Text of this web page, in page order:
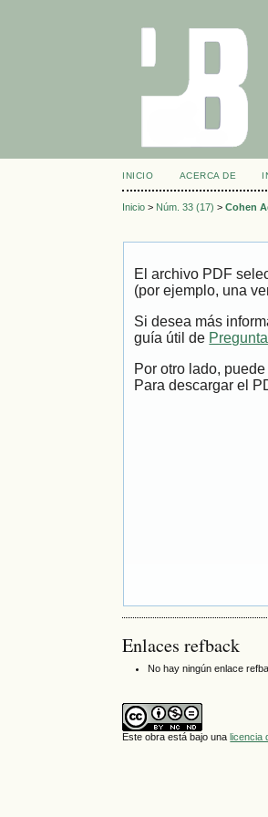
INICIO ACERCA DE
Inicio > Núm. 33 (17) >Cohen
El archivo PDF
(por ejemplo, una
Si desea más
guía útil de
Por otro lado,
Para descargar el
Enlaces refback
No hay ningún enlace
Este obra está bajo unalicencia